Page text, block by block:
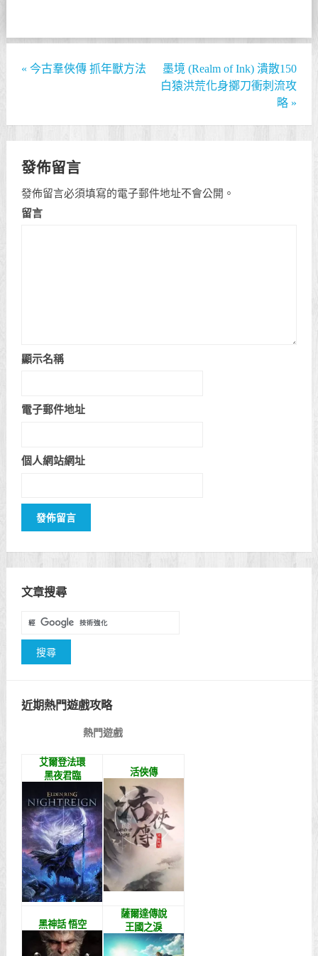
« 今古羣俠傳 抓年獸方法
墨境 (Realm of Ink) 潰散150
白猿洪荒化身擲刀衝刺流攻
略 »
發佈留言
發佈留言必須填寫的電子郵件地址不會公開。
留言
顯示名稱
電子郵件地址
個人網站網址
文章搜尋
近期熱門遊戲攻略
熱門遊戲
艾爾登法環
黑夜君臨
活俠傳
黑神話 悟空
薩爾達傳說
王國之淚